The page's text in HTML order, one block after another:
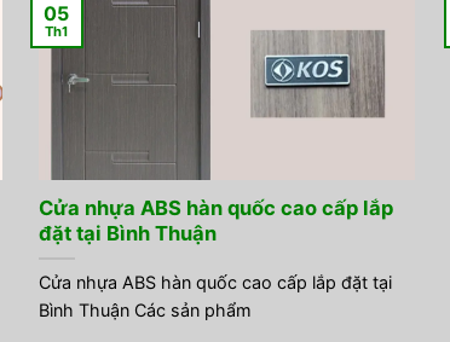
Cửa nhựa ABS hàn quốc cao cấp lắp
đặt tại Bình Thuận
Cửa nhựa ABS hàn quốc cao cấp lắp đặt tại
Bình Thuận Các sản phẩm
05
Th1